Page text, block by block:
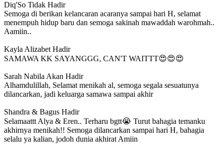
Diq'So Tidak Hadir
Semoga di berikan kelancaran acaranya sampai hari H, selamat
menempuh hidup baru dan semoga sakinah mawaddah warohmah..
Aamiin..
Kayla Alizabet Hadir
SAMAWA KK SAYANGGG, CAN'T WAITTT😍😍😍
Sarah Nabila Akan Hadir
Alhamdulillah, Selamat menikah al, semoga segala sesuatunya
dilancarkan, jadi keluarga samawa sampai akhir
Shandra & Bagus Hadir
Selamaattt Alya & Eren.. Terharu bgtt😭 Turut bahagia temanku
akhirnya menikah!! Semoga dilancarkan sampai hari H, bahagia
selalu ya kalian, jodoh dunia akhirat Amiin